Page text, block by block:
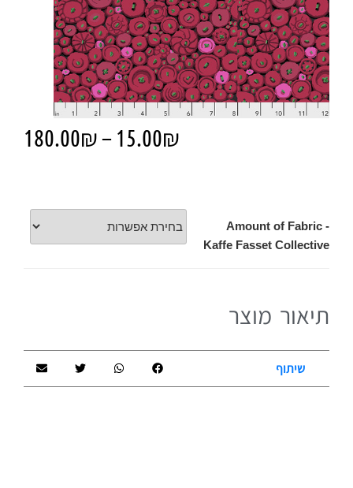
15.00₪
–
180.00₪
Amount of Fabric -
Kaffe Fasset Collective
תיאור מוצר
שיתוף